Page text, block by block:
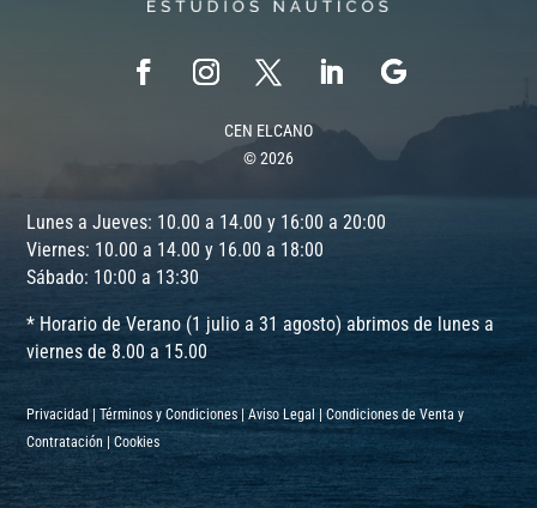
CEN ELCANO
© 2026
Lunes a Jueves: 10.00 a 14.00 y 16:00 a 20:00
Viernes: 10.00 a 14.00 y 16.00 a 18:00
Sábado: 10:00 a 13:30
* Horario de Verano (1 julio a 31 agosto) abrimos de lunes a
viernes de 8.00 a 15.00
Privacidad |Términos y Condiciones|Aviso Legal |Condiciones de Venta y
Contratación |Cookies